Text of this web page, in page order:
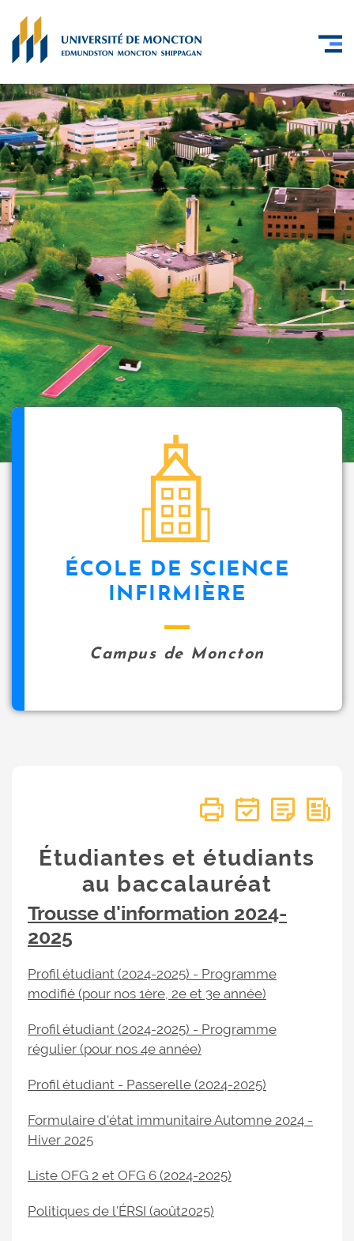
ÉCOLE DE SCIENCE
INFIRMIÈRE
Campus de Moncton
Étudiantes et étudiants
au baccalauréat
Trousse d'information 2024-
2025
Profil étudiant (2024-2025) - Programme
modifié (pour nos 1ère, 2e et 3e année)
Profil étudiant (2024-2025) - Programme
régulier (pour nos 4e année)
Profil étudiant - Passerelle (2024-2025)
Formulaire d'état immunitaire Automne 2024 -
Hiver 2025
Liste OFG 2 et OFG 6 (2024-2025)
Politiques de l'ÉRSI (août2025)